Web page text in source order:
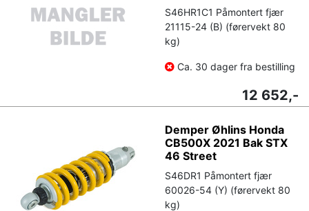
S46HR1C1 Påmontert fjær
21115-24 (B) (førervekt 80
kg)
Ca. 30 dager fra bestilling
12 652,-
Demper Øhlins Honda
CB500X 2021 Bak STX
46 Street
S46DR1 Påmontert fjær
60026-54 (Y) (førervekt 80
kg)